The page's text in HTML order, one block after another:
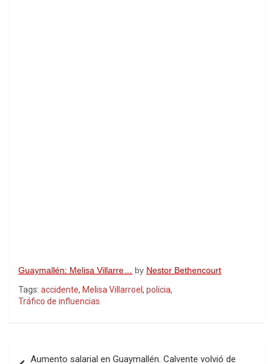
Guaymallén: Melisa Villarre… by Nestor Bethencourt
Tags: accidente, Melisa Villarroel , policia,
Tráfico de influencias
Aumento salarial en Guaymallén. Calvente volvió de